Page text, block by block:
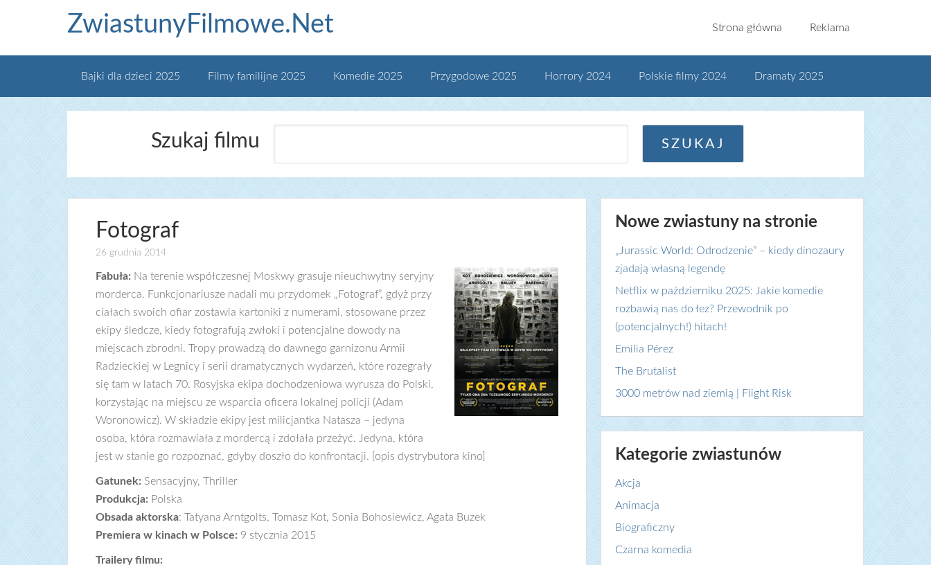
ZwiastunyFilmowe.Net Strona główna Reklama
Bajki dla dzieci 2025 Filmy familijne 2025 Komedie 2025 Przygodowe 2025 Horrory 2024 Polskie filmy 2024 Dramaty 2025
Szukaj filmu
Fotograf
26 grudnia 2014
Fabuła: Na terenie współczesnej Moskwy grasuje nieuchwytny seryjny
morderca. Funkcjonariusze nadali mu przydomek „Fotograf”, gdyż przy
ciałach swoich ofiar zostawia kartoniki z numerami, stosowane przez
ekipy śledcze, kiedy fotografują zwłoki i potencjalne dowody na
miejscach zbrodni. Tropy prowadzą do dawnego garnizonu Armii
Radzieckiej w Legnicy i serii dramatycznych wydarzeń, które rozegrały
się tam w latach 70. Rosyjska ekipa dochodzeniowa wyrusza do Polski,
korzystając na miejscu ze wsparcia oficera lokalnej policji (Adam
Woronowicz). W składzie ekipy jest milicjantka Natasza – jedyna
osoba, która rozmawiała z mordercą i zdołała przeżyć. Jedyna, która
jest w stanie go rozpoznać, gdyby doszło do konfrontacji. [opis dystrybutora kino]
Gatunek: Sensacyjny, Thriller
Produkcja: Polska
Obsada aktorska: Tatyana Arntgolts, Tomasz Kot, Sonia Bohosiewicz, Agata Buzek
Premiera w kinach w Polsce: 9 stycznia 2015
Trailery filmu:
Nowe zwiastuny na stronie
„Jurassic World: Odrodzenie” – kiedy dinozaury
zjadają własną legendę
Netflix w październiku 2025: Jakie komedie
rozbawią nas do łez? Przewodnik po
(potencjalnych!) hitach!
Emilia Pérez
The Brutalist
3000 metrów nad ziemią | Flight Risk
Kategorie zwiastunów
Akcja
Animacja
Biograficzny
Czarna komedia